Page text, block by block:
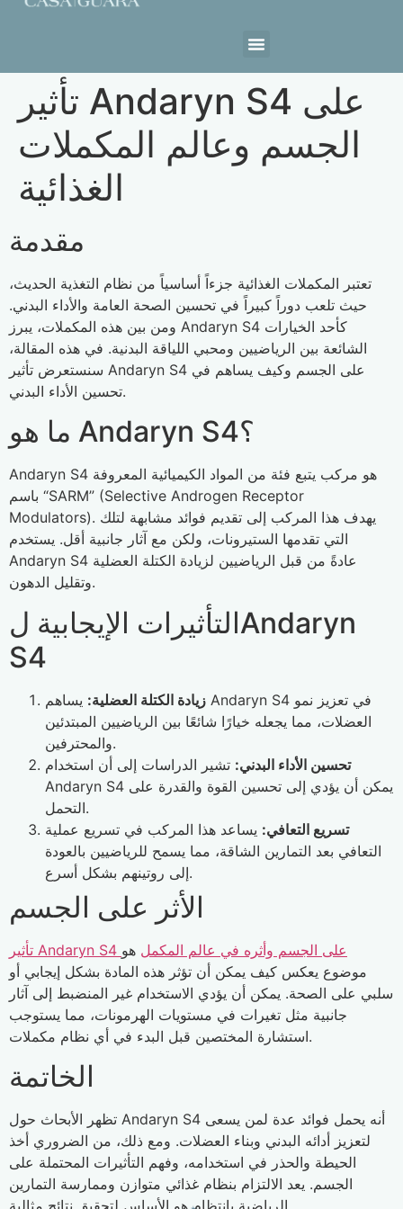
تأثير Andaryn S4 على
الجسم وعالم المكملات
الغذائية
مقدمة
تعتبر المكملات الغذائية جزءاً أساسياً من نظام التغذية الحديث،
حيث تلعب دوراً كبيراً في تحسين الصحة العامة والأداء البدني.
ومن بين هذه المكملات، يبرز Andaryn S4 كأحد الخيارات
الشائعة بين الرياضيين ومحبي اللياقة البدنية. في هذه المقالة،
سنستعرض تأثير Andaryn S4 على الجسم وكيف يساهم في
تحسين الأداء البدني.
ما هو Andaryn S4؟
Andaryn S4 هو مركب يتبع فئة من المواد الكيميائية المعروفة
باسم “SARM” (Selective Androgen Receptor
Modulators). يهدف هذا المركب إلى تقديم فوائد مشابهة لتلك
التي تقدمها الستيرونات، ولكن مع آثار جانبية أقل. يستخدم
Andaryn S4 عادةً من قبل الرياضيين لزيادة الكتلة العضلية
وتقليل الدهون.
التأثيرات الإيجابية لAndaryn
S4
زيادة الكتلة العضلية: يساهم Andaryn S4 في تعزيز نمو
العضلات، مما يجعله خيارًا شائعًا بين الرياضيين المبتدئين
والمحترفين.
تحسين الأداء البدني: تشير الدراسات إلى أن استخدام
Andaryn S4 يمكن أن يؤدي إلى تحسين القوة والقدرة على
التحمل.
تسريع التعافي: يساعد هذا المركب في تسريع عملية
التعافي بعد التمارين الشاقة، مما يسمح للرياضيين بالعودة
إلى روتينهم بشكل أسرع.
الأثر على الجسم
تأثير Andaryn S4 على الجسم وأثره في عالم المكمل هو
موضوع يعكس كيف يمكن أن تؤثر هذه المادة بشكل إيجابي أو
سلبي على الصحة. يمكن أن يؤدي الاستخدام غير المنضبط إلى آثار
جانبية مثل تغيرات في مستويات الهرمونات، مما يستوجب
استشارة المختصين قبل البدء في أي نظام مكملات.
الخاتمة
تظهر الأبحاث حول Andaryn S4 أنه يحمل فوائد عدة لمن يسعى
لتعزيز أدائه البدني وبناء العضلات. ومع ذلك، من الضروري أخذ
الحيطة والحذر في استخدامه، وفهم التأثيرات المحتملة على
الجسم. يعد الالتزام بنظام غذائي متوازن وممارسة التمارين